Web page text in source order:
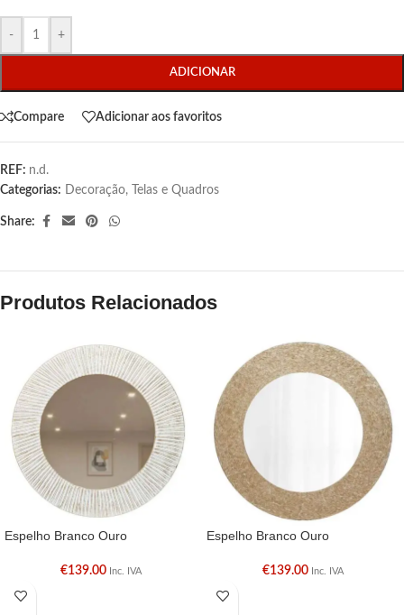
- +
ADICIONAR
Compare Adicionar aos favoritos
REF: n.d.
Categorias: Decoração, Telas e Quadros
Share:
Produtos Relacionados
Espelho Branco Ouro
€139.00 Inc. IVA
Espelho Branco Ouro
€139.00 Inc. IVA